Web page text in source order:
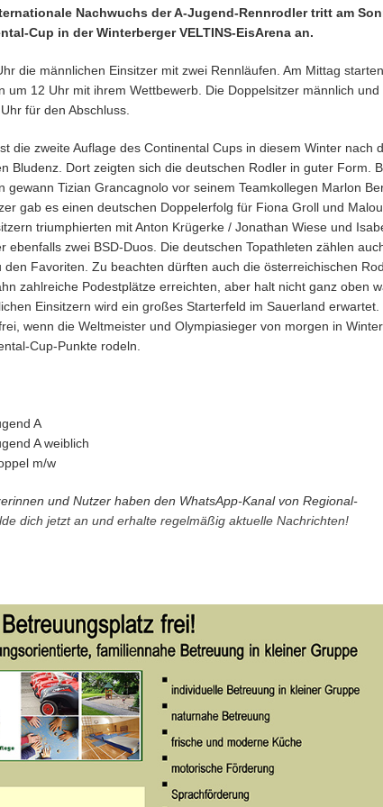
Nachwuchs der A-Jugend-Rennrodler tritt am
Cup in der Winterberger VELTINS-EisArena an.
die männlichen Einsitzer mit zwei Rennläufen. Am Mittag
um 12 Uhr mit ihrem Wettbewerb. Die Doppelsitzer männlich und
für den Abschluss.
die zweite Auflage des Continental Cups in diesem Winter nach
Bludenz. Dort zeigten sich die deutschen Rodler in guter Form.
gewann Tizian Grancagnolo vor seinem Teamkollegen Marlon
gab es einen deutschen Doppelerfolg für Fiona Groll und
triumphierten mit Anton Krügerke / Jonathan Wiese und
ebenfalls zwei BSD-Duos. Die deutschen Topathleten zählen
den Favoriten. Zu beachten dürften auch die österreichischen
zahlreiche Podestplätze erreichten, aber halt nicht ganz oben
Einsitzern wird ein großes Starterfeld im Sauerland erwartet.
wenn die Weltmeister und Olympiasieger von morgen in
Cup-Punkte rodeln.
A
A weiblich
m/w
und Nutzer haben den WhatsApp-Kanal von Regional-
dich jetzt an und erhalte regelmäßig aktuelle Nachrichten!